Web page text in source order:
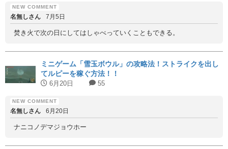
名無しさん 7月5日
焚き火で次の日にしてはしゃべっていくこともできる。
ミニゲーム「雪玉ボウル」の攻略法！ストライクを出し
てルピーを稼ぐ方法！！
6月20日 55
名無しさん 6月20日
ナニコノデマジョウホー